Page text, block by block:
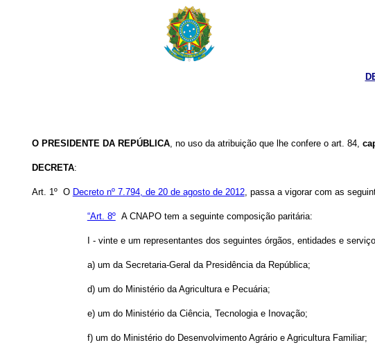
O PRESIDENTE DA REPÚBLICA, no uso da atribuição que lhe confere o art. 84,
DECRETA:
Art. 1º O Decreto nº 7.794, de 20 de agosto de 2012, passa a vigorar com as
“Art. 8ºA CNAPO tem a seguinte composição paritária:
I - vinte e um representantes dos seguintes órgãos, entidades e
a) um da Secretaria-Geral da Presidência da República;
d) um do Ministério da Agricultura e Pecuária;
e) um do Ministério da Ciência, Tecnologia e Inovação;
f) um do Ministério do Desenvolvimento Agrário e Agricultura Familiar;